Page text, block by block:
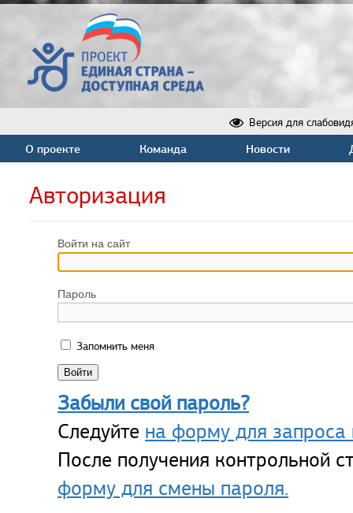
Версия для
О проекте Команда Новости
Авторизация
Войти на сайт
Пароль
Запомнить меня
Забыли свой пароль?
Следуйте на форму для запроса
После получения контрольной
форму для смены пароля.